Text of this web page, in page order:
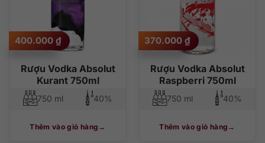
Rượu Vodka Absolut
Kurant 750ml
400.000 ₫
750 ml 40%
Thêm vào giỏ hàng
Rượu Vodka Absolut
Raspberri 750ml
370.000 ₫
750 ml 40%
Thêm vào giỏ hàng